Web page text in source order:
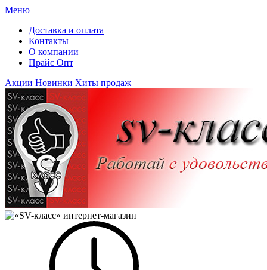
Меню
Доставка и оплата
Контакты
О компании
Прайс Опт
Акции Новинки Хиты продаж